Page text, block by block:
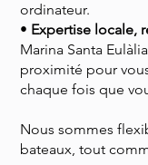
ordinateur.
• Expertise locale,
Marina Santa
proximité pour
chaque fois que
Nous sommes
bateaux, tout